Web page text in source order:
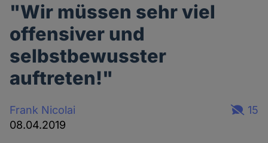
"Wir müssen sehr viel
offensiver und
selbstbewusster
auftreten!"
Frank Nicolai
08.04.2019
15